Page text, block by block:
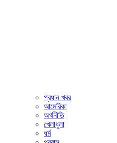
প্রধান খবর
আমেরিকা
অর্থনীতি
খেলাধুলা
ধর্ম